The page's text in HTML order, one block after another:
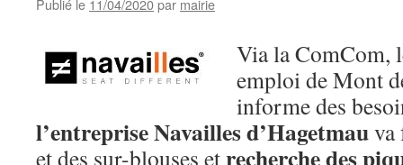
Publié le 11/04/2020par mairie
Via la ComCom,
emploi de Mont
informe des
l’entreprise Navailles d’Hagetmauva
et des sur-blouses etrecherche des